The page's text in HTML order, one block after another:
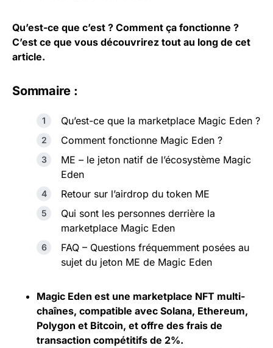
Qu’est-ce que c’est ? Comment ça fonctionne ?
C’est ce que vous découvrirez tout au long de cet
article.
Sommaire :
Qu’est-ce que la marketplace Magic Eden ?
Comment fonctionne Magic Eden ?
ME – le jeton natif de l’écosystème Magic
Eden
Retour sur l’airdrop du token ME
Qui sont les personnes derrière la
marketplace Magic Eden
FAQ – Questions fréquemment posées au
sujet du jeton ME de Magic Eden
Magic Eden est une marketplace NFT multi-
chaînes, compatible avec Solana, Ethereum,
Polygon et Bitcoin, et offre des frais de
transaction compétitifs de 2%.